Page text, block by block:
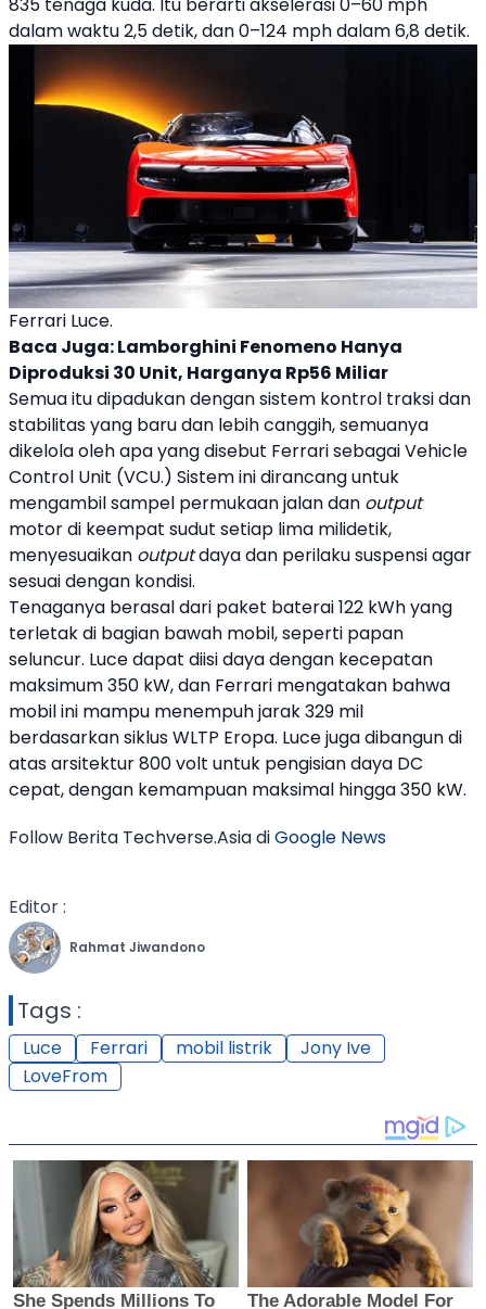
835 tenaga kuda. Itu berarti akselerasi 0–60 mph
dalam waktu 2,5 detik, dan 0–124 mph dalam 6,8 detik.
Ferrari Luce.
Baca Juga:Lamborghini Fenomeno Hanya
Diproduksi 30 Unit, Harganya Rp56 Miliar
Semua itu dipadukan dengan sistem kontrol traksi dan
stabilitas yang baru dan lebih canggih, semuanya
dikelola oleh apa yang disebut Ferrarisebagai Vehicle
Control Unit (VCU.) Sistem ini dirancang untuk
mengambil sampel permukaan jalan dan output
motor di keempat sudut setiap lima milidetik,
menyesuaikan outputdaya dan perilaku suspensi agar
sesuai dengan kondisi.
Tenaganya berasal dari paket baterai 122 kWh yang
terletak di bagian bawah mobil, seperti papan
seluncur. Lucedapat diisi daya dengan kecepatan
maksimum 350 kW, dan Ferrari mengatakan bahwa
mobil ini mampu menempuh jarak 329 mil
berdasarkan siklus WLTP Eropa. Lucejuga dibangun di
atas arsitektur 800 volt untuk pengisian daya DC
cepat, dengan kemampuan maksimal hingga 350 kW.
Follow Berita Techverse.Asia diGoogle News
Editor :
Rahmat Jiwandono
Tags :
Luce Ferrari mobil listrik
Jony Ive
LoveFrom